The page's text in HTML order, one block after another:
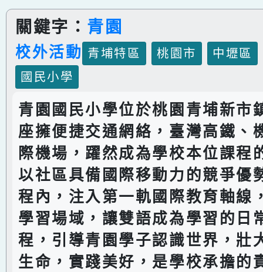
關鍵字： 青園
校外活動 青埔特區 桃園市
中壢區
國民小學
青園國民小學位於桃園青埔新市
座擁便捷交通網絡，臺灣高鐵、
際機場，躍然成為學校本位課程
以社區具備國際移動力的競爭優
程內，注入第一軌國際教育軸線
學習場域，讓雙語成為學習的日
程，引導青園學子認識世界，壯
生命，實踐美好，是學校承擔的